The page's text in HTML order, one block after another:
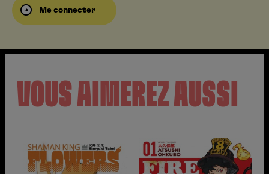
Me connecter
VOUS AIMEREZ AUSSI